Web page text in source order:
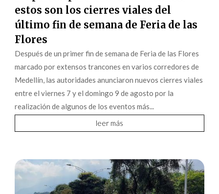
estos son los cierres viales del
último fin de semana de Feria de las
Flores
Después de un primer fin de semana de Feria de las Flores
marcado por extensos trancones en varios corredores de
Medellín, las autoridades anunciaron nuevos cierres viales
entre el viernes 7 y el domingo 9 de agosto por la
realización de algunos de los eventos más...
leer más